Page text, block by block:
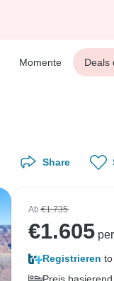
Momente Deals
Share
Ab€1.735
€1.605
Registrieren